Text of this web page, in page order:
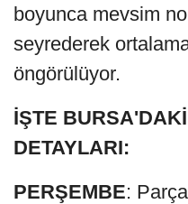
boyunca mevsim
seyrederek
öngörülüyor.
İŞTE
DETAYLARI:
PERŞEMBE: